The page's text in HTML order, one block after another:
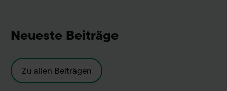
Neueste Beiträge
Zu allen Beiträgen